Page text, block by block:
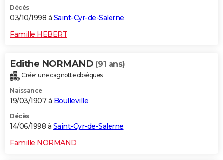
Décès
03/10/1998 à Saint-Cyr-de-Salerne
Famille HEBERT
Edithe NORMAND (91 ans)
Créer une cagnotte obsèques
Naissance
19/03/1907 à Boulleville
Décès
14/06/1998 à Saint-Cyr-de-Salerne
Famille NORMAND